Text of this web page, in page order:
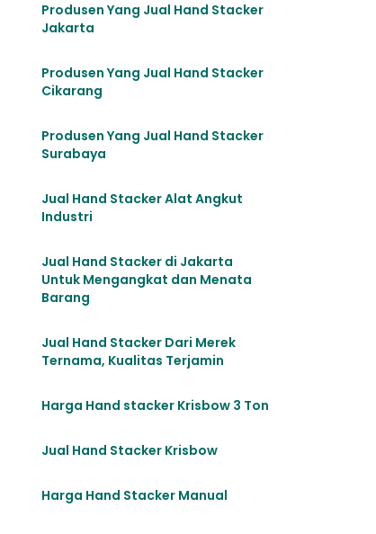
Produsen Yang Jual Hand Stacker
Jakarta
Produsen Yang Jual Hand Stacker
Cikarang
Produsen Yang Jual Hand Stacker
Surabaya
Jual Hand Stacker Alat Angkut
Industri
Jual Hand Stacker di Jakarta
Untuk Mengangkat dan Menata
Barang
Jual Hand Stacker Dari Merek
Ternama, Kualitas Terjamin
Harga Hand stacker Krisbow 3 Ton
Jual Hand Stacker Krisbow
Harga Hand Stacker Manual